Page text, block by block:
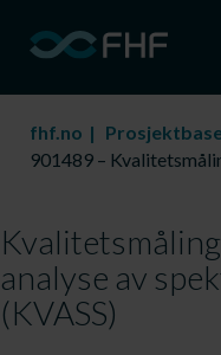
fhf.no
analyse av
(KVASS)